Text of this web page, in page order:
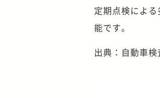
定期点検によ
能です。
出典：自動車